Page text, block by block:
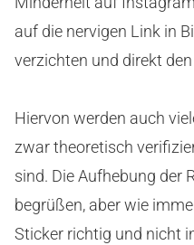
auf die nervigen Link in
verzichten und direkt
Hiervon werden auch
zwar theoretisch
sind. Die Aufhebung der
begrüßen, aber wie
Sticker richtig und nicht